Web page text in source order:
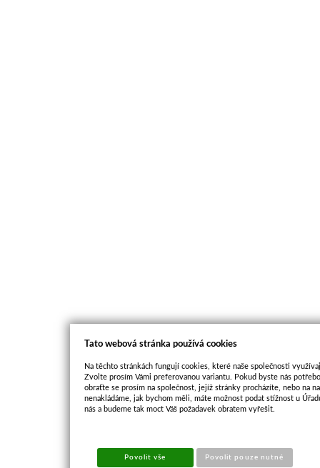
Tato webová stránka používá cookies
Na těchto stránkách fungují cookies, které naše společnosti
Zvolte prosím Vámi preferovanou variantu. Pokud byste nás
obraťte se prosím na společnost, jejíž stránky procházíte, nebo na
nenakládáme, jak bychom měli, máte možnost podat stížnost u
nás a budeme tak moct Váš požadavek obratem vyřešit.
Povolit vše Povolit pouze nutné